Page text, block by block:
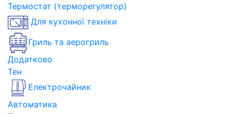
Термостат (терморегулятор)
Для кухонної техніки
Гриль та аерогриль
Додатково
Тен
Електрочайник
Автоматика